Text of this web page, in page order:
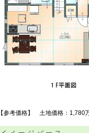
【参考価格】 土地価格：